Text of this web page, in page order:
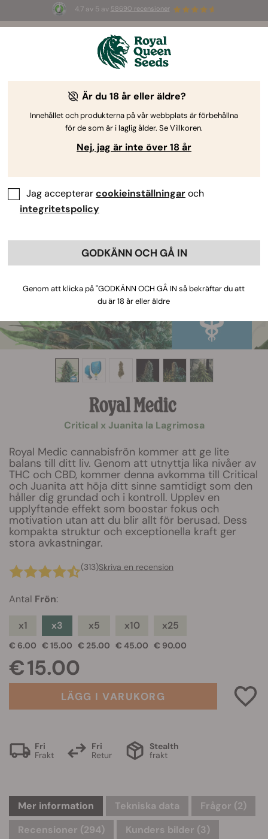
4.7 av 5 av 58690 recensioner
3 White Widow Auto-frönGRATIS för de
Royal Medic
Critical x Juanita la Lagrimosa
Royal Medic cannabisfrön kommer att ge lite
balans till ditt liv. Genom att utnyttja lika nivåer av
THC och CBD, kommer denna avkomma till Critical
och Juanita att höja ditt sinne samtidigt som den
håller dig grundad och i kontroll. Upplev en
upplyftande effekt som boostar fokus och
motivation utan att du blir allt för berusad. Dess
kompakta struktur och exceptionella kraft ger
stora avkastningar.
(313)Skriva en recension
Antal Frön:
x1
€ 6.00
x3
€ 15.00
x5
€ 25.00
x10
€ 45.00
x25
€ 90.00
€ 15.00
LÄGG I VARUKORG
Fri
Frakt
Fri
Retur
Stealth
frakt
Mer information Tekniska data Frågor (2)
Recensioner (294)
Kunders bilder (3)
Är du 18 år eller äldre?
Innehållet och produkterna på vår webbplats är förbehållna
för de som är i laglig ålder. Se Villkoren.
Nej, jag är inte över 18 år
Jag accepterarcookieinställningaroch
integritetspolicy
GODKÄNN OCH GÅ IN
Genom att klicka på "GODKÄNN OCH GÅ IN så bekräftar du att
du är 18 år eller äldre